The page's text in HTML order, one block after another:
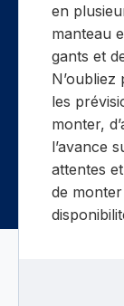
en
manteau
gants et
N’oubliez
les
monter,
l’avance
attentes
de